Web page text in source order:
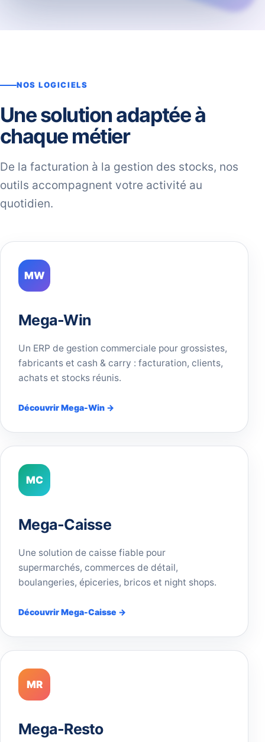
NOS LOGICIELS
Une solution adaptée à
chaque métier
De la facturation à la gestion des stocks, nos
outils accompagnent votre activité au
quotidien.
MW
Mega-Win
Un ERP de gestion commerciale pour grossistes,
fabricants et cash & carry : facturation, clients,
achats et stocks réunis.
Découvrir Mega-Win →
MC
Mega-Caisse
Une solution de caisse fiable pour
supermarchés, commerces de détail,
boulangeries, épiceries, bricos et night shops.
Découvrir Mega-Caisse →
MR
Mega-Resto